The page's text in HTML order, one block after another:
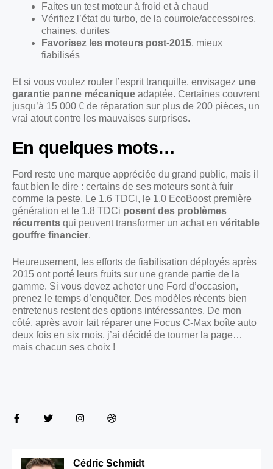
Faites un test moteur à froid et à chaud
Vérifiez l’état du turbo, de la courroie/accessoires,
chaines, durites
Favorisez les moteurs post-2015, mieux
fiabilisés
Et si vous voulez rouler l’esprit tranquille, envisagez une
garantie panne mécanique adaptée. Certaines couvrent
jusqu’à 15 000 € de réparation sur plus de 200 pièces, un
vrai atout contre les mauvaises surprises.
En quelques mots…
Ford reste une marque appréciée du grand public, mais il
faut bien le dire : certains de ses moteurs sont à fuir
comme la peste. Le 1.6 TDCi, le 1.0 EcoBoost première
génération et le 1.8 TDCi posent des problèmes
récurrents qui peuvent transformer un achat en véritable
gouffre financier.
Heureusement, les efforts de fiabilisation déployés après
2015 ont porté leurs fruits sur une grande partie de la
gamme. Si vous devez acheter une Ford d’occasion,
prenez le temps d’enquêter. Des modèles récents bien
entretenus restent des options intéressantes. De mon
côté, après avoir fait réparer une Focus C-Max boîte auto
deux fois en six mois, j’ai décidé de tourner la page…
mais chacun ses choix !
Cédric Schmidt